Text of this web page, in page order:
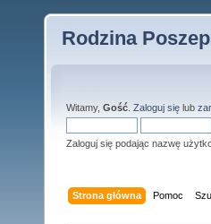
Rodzina
Witamy, Gość Zaloguj się lub
Zaloguj się podając nazwę
Strona główna Pomoc